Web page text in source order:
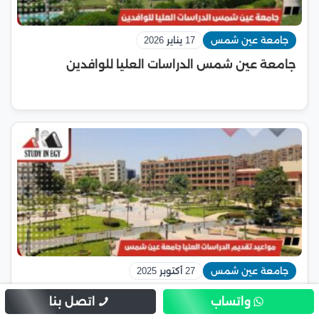
جامعة عين شمس 17 يناير 2026
جامعة عين شمس الدراسات العليا للوافدين
جامعة عين شمس 27 أكتوبر 2025
مواعيد تقديم الدراسات العليا جامعة عين شمس
واتساب اتصل بنا